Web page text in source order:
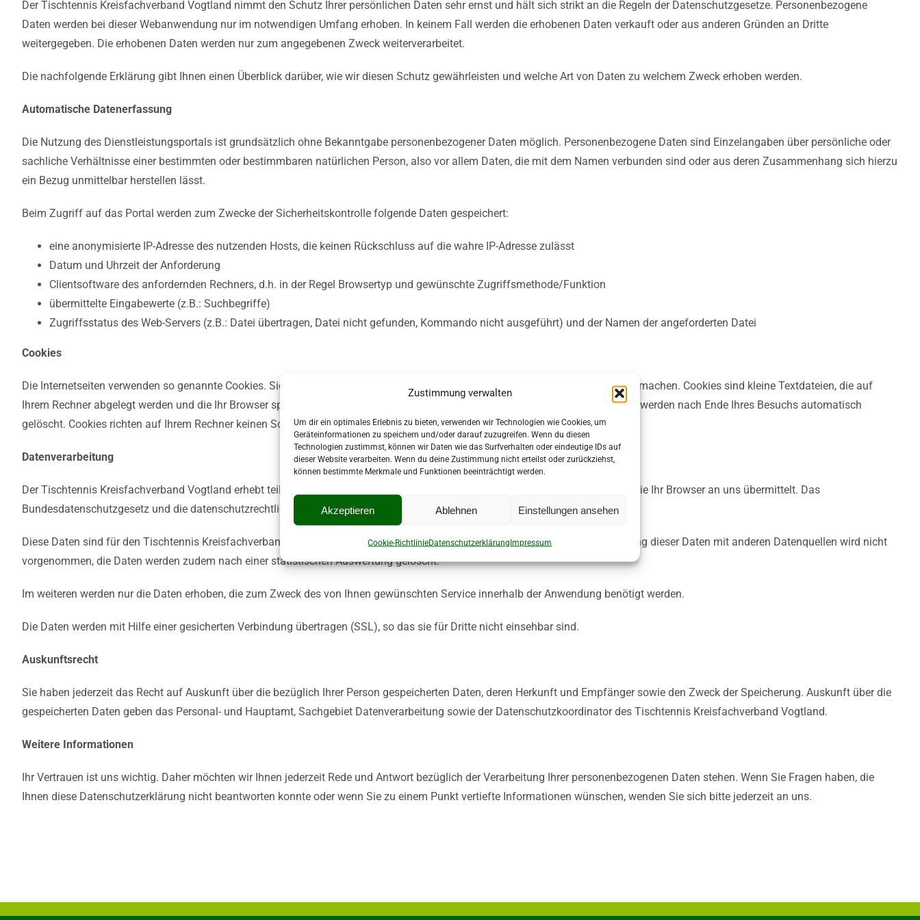
Zustimmung verwalten
Um dir ein optimales Erlebnis zu bieten, verwenden wir Technologien wie Cookies, um
Geräteinformationen zu speichern und/oder darauf zuzugreifen. Wenn du diesen
Technologien zustimmst, können wir Daten wie das Surfverhalten oder eindeutige IDs auf
dieser Website verarbeiten. Wenn du deine Zustimmung nicht erteilst oder zurückziehst,
können bestimmte Merkmale und Funktionen beeinträchtigt werden.
Akzeptieren Ablehnen Einstellungen ansehen
Cookie-RichtlinieDatenschutzerklärungImpressum
Der Tischtennis Kreisfachverband Vogtland nimmt den Schutz Ihrer persönlichen Daten sehr ernst und hält sich strikt an die Regeln der Datenschutzgesetze. Personenbezogene
Daten werden bei dieser Webanwendung nur im notwendigen Umfang erhoben. In keinem Fall werden die erhobenen Daten verkauft oder aus anderen Gründen an Dritte
weitergegeben. Die erhobenen Daten werden nur zum angegebenen Zweck weiterverarbeitet.
Die nachfolgende Erklärung gibt Ihnen einen Überblick darüber, wie wir diesen Schutz gewährleisten und welche Art von Daten zu welchem Zweck erhoben werden.
Automatische Datenerfassung
Die Nutzung des Dienstleistungsportals ist grundsätzlich ohne Bekanntgabe personenbezogener Daten möglich. Personenbezogene Daten sind Einzelangaben über persönliche oder
sachliche Verhältnisse einer bestimmten oder bestimmbaren natürlichen Person, also vor allem Daten, die mit dem Namen verbunden sind oder aus deren Zusammenhang sich hierzu
ein Bezug unmittelbar herstellen lässt.
Beim Zugriff auf das Portal werden zum Zwecke der Sicherheitskontrolle folgende Daten gespeichert:
eine anonymisierte IP-Adresse des nutzenden Hosts, die keinen Rückschluss auf die wahre IP-Adresse zulässt
Datum und Uhrzeit der Anforderung
Clientsoftware des anfordernden Rechners, d.h. in der Regel Browsertyp und gewünschte Zugriffsmethode/Funktion
übermittelte Eingabewerte (z.B.: Suchbegriffe)
Zugriffsstatus des Web-Servers (z.B.: Datei übertragen, Datei nicht gefunden, Kommando nicht ausgeführt) und der Namen der angeforderten Datei
Cookies
Die Internetseiten verwenden so genannte Cookies. Sie dienen dazu, unser Angebot nutzerfreundlicher, effektiver und sicherer zu machen. Cookies sind kleine Textdateien, die auf
Ihrem Rechner abgelegt werden und die Ihr Browser speichert. Die verwendeten Cookies sind so genannte „Session-Cookies“. Sie werden nach Ende Ihres Besuchs automatisch
gelöscht. Cookies richten auf Ihrem Rechner keinen Schaden an und enthalten keine Viren.
Datenverarbeitung
Der Tischtennis Kreisfachverband Vogtland erhebt teilweise und speichert automatisch in ihren Server-Log-Files Informationen, die Ihr Browser an uns übermittelt. Das
Bundesdatenschutzgesetz und die datenschutzrechtlichen Bestimmungen des Landes werden dabei erfüllt.
Diese Daten sind für den Tischtennis Kreisfachverband Vogtland nicht bestimmten Personen zuordenbar. Eine Zusammenführung dieser Daten mit anderen Datenquellen wird nicht
vorgenommen, die Daten werden zudem nach einer statistischen Auswertung gelöscht.
Im weiteren werden nur die Daten erhoben, die zum Zweck des von Ihnen gewünschten Service innerhalb der Anwendung benötigt werden.
Die Daten werden mit Hilfe einer gesicherten Verbindung übertragen (SSL), so das sie für Dritte nicht einsehbar sind.
Auskunftsrecht
Sie haben jederzeit das Recht auf Auskunft über die bezüglich Ihrer Person gespeicherten Daten, deren Herkunft und Empfänger sowie den Zweck der Speicherung. Auskunft über die
gespeicherten Daten geben das Personal- und Hauptamt, Sachgebiet Datenverarbeitung sowie der Datenschutzkoordinator des Tischtennis Kreisfachverband Vogtland.
Weitere Informationen
Ihr Vertrauen ist uns wichtig. Daher möchten wir Ihnen jederzeit Rede und Antwort bezüglich der Verarbeitung Ihrer personenbezogenen Daten stehen. Wenn Sie Fragen haben, die
Ihnen diese Datenschutzerklärung nicht beantworten konnte oder wenn Sie zu einem Punkt vertiefte Informationen wünschen, wenden Sie sich bitte jederzeit an uns.